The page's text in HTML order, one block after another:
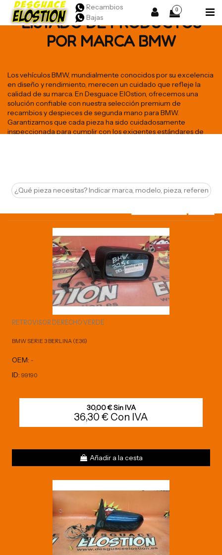
Recambios
Bajas
0
LISTADO DE PRODUCTOS
POR MARCA BMW
Los vehículos BMW, mundialmente conocidos por su excelencia
en diseño y rendimiento, merecen un cuidado que refleje la
calidad de su marca. En Desguace ElOstion, ofrecemos una
solución confiable con nuestra selección premium de
recambios y despieces de segunda mano para BMW.
Garantizamos que cada pieza ha sido cuidadosamente
inspeccionada para cumplir con los exigentes estándares de
RETROVISOR DERECHO VERDE
BMW SERIE 3 BERLINA (E36)
OEM: -
ID: 99190
30,00 € Sin IVA
36,30 € Con IVA
Añadir a la cesta